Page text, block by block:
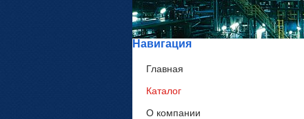
Навигация
Главная
Каталог
О компании